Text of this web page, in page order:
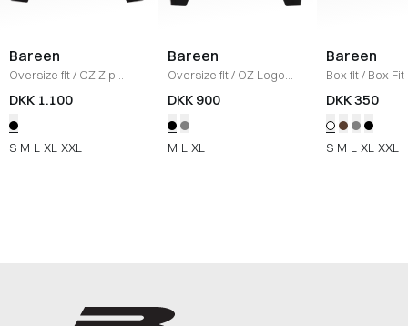
Bareen
Oversize fit/ OZ Zip
Hættetrøje
DKK 1.100
S M L XL XXL
Bareen
Oversize fit/ OZ Logo
Hættetrøje
DKK 900
M L XL
Bareen
Box fit/ Box Fit
shirt /WHITE
DKK 350
S M L XL XXL